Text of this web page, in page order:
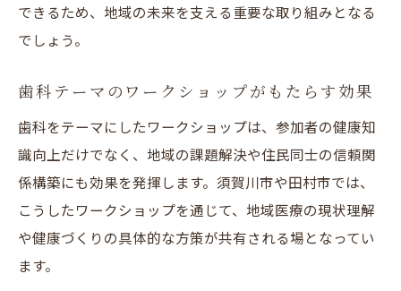
歯科ワークショップが地域資源の再発見に
効果
参加体験を通じて実感する歯科ワークショップ
の価値
歯科ワークショップ参加で得られる実践的
変化
歯科をテーマにした交流で感じる地域の結
できるため、地域の未来を支える重要な取り組みとなる
でしょう。
歯科テーマのワークショップがもたらす効果
歯科をテーマにしたワークショップは、参加者の健康知
識向上だけでなく、地域の課題解決や住民同士の信頼関
係構築にも効果を発揮します。須賀川市や田村市では、
こうしたワークショップを通じて、地域医療の現状理解
や健康づくりの具体的な方策が共有される場となってい
ます。